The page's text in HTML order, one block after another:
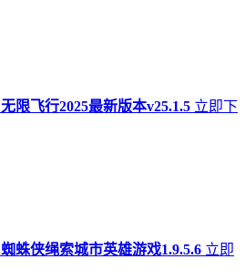
无限飞行2025最新版本v25.1.5 立即下
蜘蛛侠绳索城市英雄游戏1.9.5.6 立即